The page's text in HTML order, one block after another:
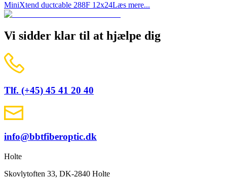
MiniXtend ductcable 288F 12x24Læs mere...
Vi sidder klar til at hjælpe dig
Tlf. (+45) 45 41 20 40
info@bbtfiberoptic.dk
Holte
Skovlytoften 33, DK-2840 Holte